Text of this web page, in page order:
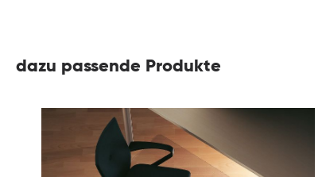
dazu passende Produkte